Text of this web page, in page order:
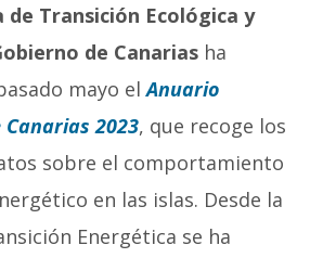
de Transición Ecológica y
de Canarias ha
mayo elAnuario
2023, que recoge los
sobre el comportamiento
en las islas. Desde la
Energética se ha